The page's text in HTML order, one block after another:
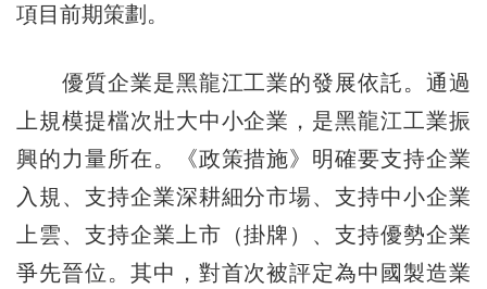
項目前期策劃。
優質企業是黑龍江工業的發展依託。通過
上規模提檔次壯大中小企業，是黑龍江工業振
興的力量所在。《政策措施》明確要支持企業
入規、支持企業深耕細分市場、支持中小企業
上雲、支持企業上市（掛牌）、支持優勢企業
爭先晉位。其中，對首次被評定為中國製造業